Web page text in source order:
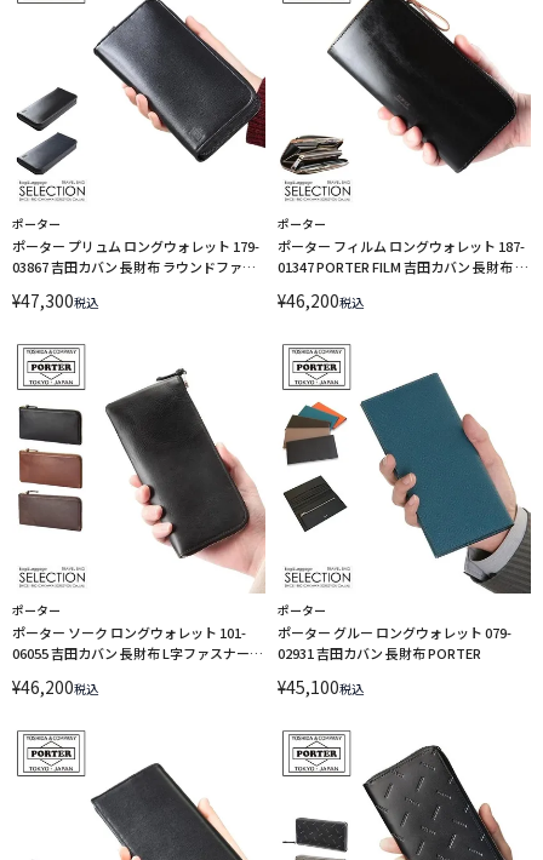
ポーター
ポーター プリュム ロングウォレット 179-
03867 吉田カバン 長財布 ラウンドファス
¥47,300税込
ポーター
ポーター フィルム ロングウォレット 187-
01347 PORTER FILM 吉田カバン 長財布 L
¥46,200税込
ポーター
ポーター ソーク ロングウォレット 101-
06055 吉田カバン 長財布 L字ファスナー
¥46,200税込
ポーター
ポーター グルー ロングウォレット 079-
02931 吉田カバン 長財布 PORTER
¥45,100税込